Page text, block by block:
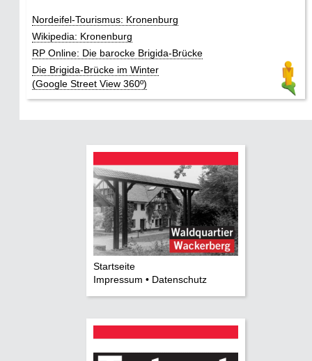
Nordeifel-Tourismus: Kronenburg
Wikipedia: Kronenburg
RP Online: Die barocke Brigida-Brücke
Die Brigida-Brücke im Winter
(Google Street View 360º)
Startseite
Impressum • Datenschutz